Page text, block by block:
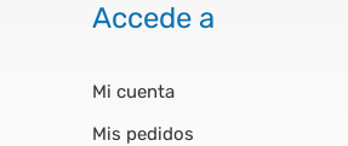
Accede a
Mi cuenta
Mis pedidos